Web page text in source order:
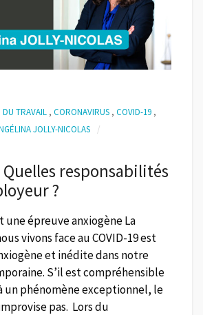
DU TRAVAIL , CORONAVIRUS , COVID-19 ,
JOLLY-NICOLAS
Quelles responsabilités
?
une épreuve anxiogène La
vivons face au COVID-19 est
et inédite dans notre
S’il est compréhensible
un phénomène exceptionnel, le
pas. Lors du